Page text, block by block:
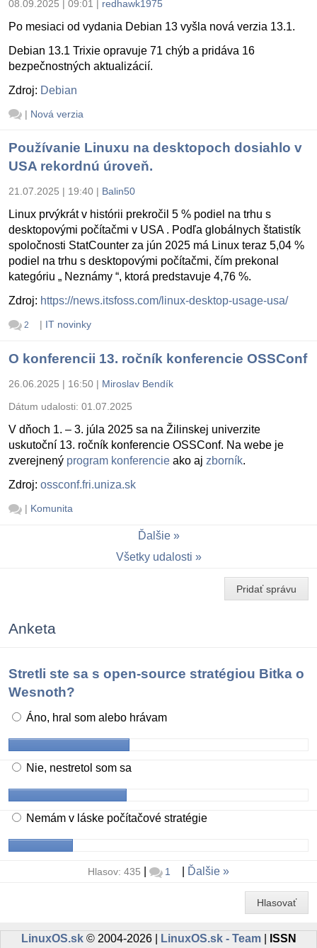
08.09.2025 | 09:01 | redhawk1975
Po mesiaci od vydania Debian 13 vyšla nová verzia 13.1.
Debian 13.1 Trixie opravuje 71 chýb a pridáva 16
bezpečnostných aktualizácií.
Zdroj: Debian
| Nová verzia
Používanie Linuxu na desktopoch dosiahlo v
USA rekordnú úroveň.
21.07.2025 | 19:40 | Balin50
Linux prvýkrát v histórii prekročil 5 % podiel na trhu s
desktopovými počítačmi v USA . Podľa globálnych štatistík
spoločnosti StatCounter za jún 2025 má Linux teraz 5,04 %
podiel na trhu s desktopovými počítačmi, čím prekonal
kategóriu „ Neznámy “, ktorá predstavuje 4,76 %.
Zdroj: https://news.itsfoss.com/linux-desktop-usage-usa/
2 | IT novinky
O konferencii 13. ročník konferencie OSSConf
26.06.2025 | 16:50 | Miroslav Bendík
Dátum udalosti: 01.07.2025
V dňoch 1. – 3. júla 2025 sa na Žilinskej univerzite
uskutoční 13. ročník konferencie OSSConf. Na webe je
zverejnený program konferencie ako aj zborník.
Zdroj: ossconf.fri.uniza.sk
| Komunita
Ďalšie
Všetky udalosti
Pridať správu
Anketa
Stretli ste sa s open-source stratégiou Bitka o
Wesnoth?
Áno, hral som alebo hrávam
Nie, nestretol som sa
Nemám v láske počítačové stratégie
Hlasov: 435 1 Ďalšie
Hlasovať
LinuxOS.sk© 2004-2026 | LinuxOS.sk - Team| ISSN